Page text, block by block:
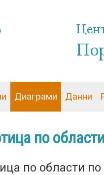
SocServ BG
Диаграми Данни
по
по области